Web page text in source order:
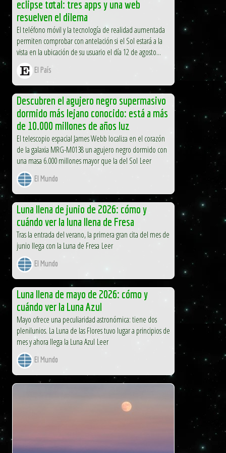
eclipse total: tres apps y una web
resuelven el dilema
El teléfono móvil y la tecnología de realidad aumentada
permiten comprobar con antelación si el Sol estará a la
vista en la ubicación de su usuario el día 12 de agosto...
El País
Descubren el agujero negro supermasivo
dormido más lejano conocido: está a más
de 10.000 millones de años luz
El telescopio espacial James Webb localiza en el corazón
de la galaxia MRG-M0138 un agujero negro dormido con
una masa 6.000 millones mayor que la del Sol Leer
El Mundo
Luna llena de junio de 2026: cómo y
cuándo ver la luna llena de Fresa
Tras la entrada del verano, la primera gran cita del mes de
junio llega con la Luna de Fresa Leer
El Mundo
Luna llena de mayo de 2026: cómo y
cuándo ver la Luna Azul
Mayo ofrece una peculiaridad astronómica: tiene dos
plenilunios. La Luna de las Flores tuvo lugar a principios de
mes y ahora llega la Luna Azul Leer
El Mundo